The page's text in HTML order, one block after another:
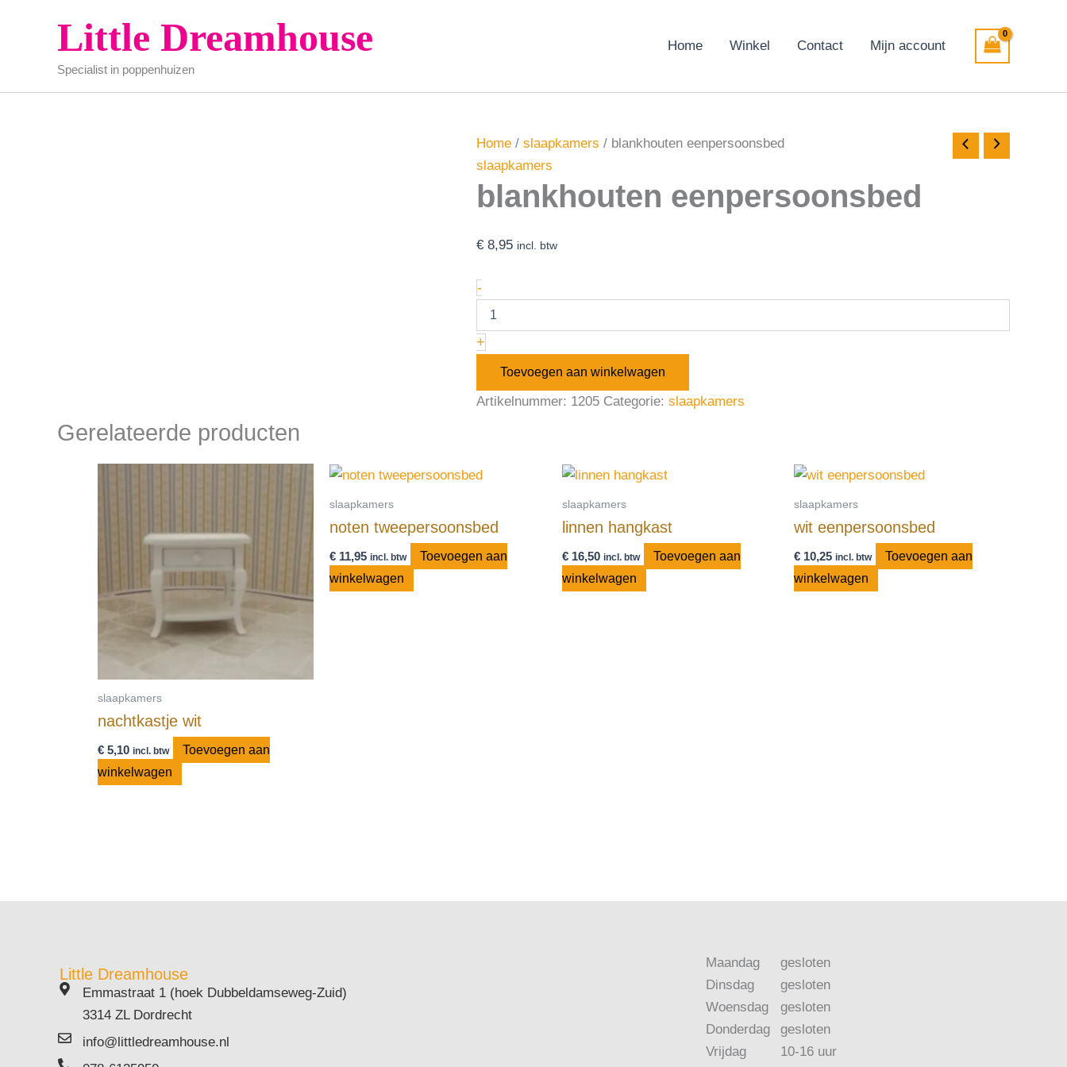
Little Dreamhouse
Specialist in poppenhuizen
Home Winkel Contact Mijn account
Home / slaapkamers / blankhouten eenpersoonsbed
slaapkamers
blankhouten eenpersoonsbed
€ 8,95 incl. btw
-
+
Toevoegen aan winkelwagen
Artikelnummer: 1205 Categorie: slaapkamers
Gerelateerde producten
slaapkamers
nachtkastje wit
€ 5,10 incl. btw
Toevoegen aan
winkelwagen
slaapkamers
noten tweepersoonsbed
€ 11,95 incl. btw
Toevoegen aan
winkelwagen
slaapkamers
linnen hangkast
€16,50 incl. btw
Toevoegen aan
winkelwagen
slaapkamers
wit eenpersoonsbed
€10,25 incl. btw
Toevoegen aan
winkelwagen
Little Dreamhouse
Emmastraat 1 (hoek Dubbeldamseweg-Zuid)
3314 ZL Dordrecht
info@littledreamhouse.nl
Maandag
Dinsdag
Woensdag
Donderdag
Vrijdag
gesloten
gesloten
gesloten
gesloten
10-16 uur